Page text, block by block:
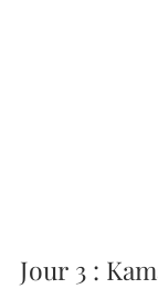
Jour 3 :